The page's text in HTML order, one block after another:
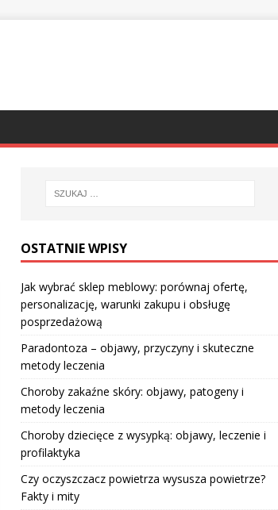
OSTATNIE WPISY
Jak wybrać sklep meblowy: porównaj ofertę,
personalizację, warunki zakupu i obsługę
posprzedażową
Paradontoza – objawy, przyczyny i skuteczne
metody leczenia
Choroby zakaźne skóry: objawy, patogeny i
metody leczenia
Choroby dziecięce z wysypką: objawy, leczenie i
profilaktyka
Czy oczyszczacz powietrza wysusza powietrze?
Fakty i mity